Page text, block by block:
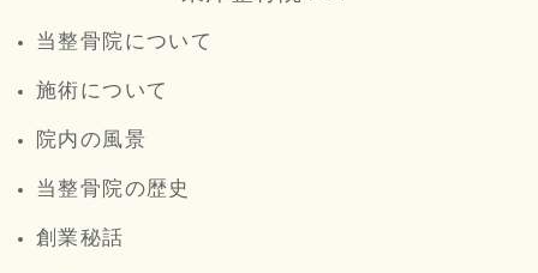
当整骨院について
施術について
院内の風景
当整骨院の歴史
創業秘話